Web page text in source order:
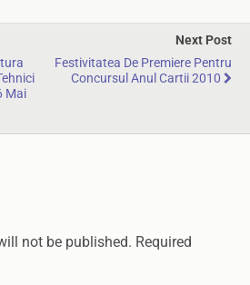
Mai
Next Post
Festivitatea De Premiere Pentru
Concursul Anul Cartii 2010
not be published. Required